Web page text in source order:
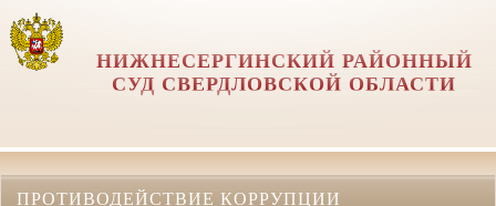
НИЖНЕСЕРГИНСКИЙ РАЙОННЫЙ
СУД СВЕРДЛОВСКОЙ ОБЛАСТИ
ПРОТИВОДЕЙСТВИЕ КОРРУПЦИИ